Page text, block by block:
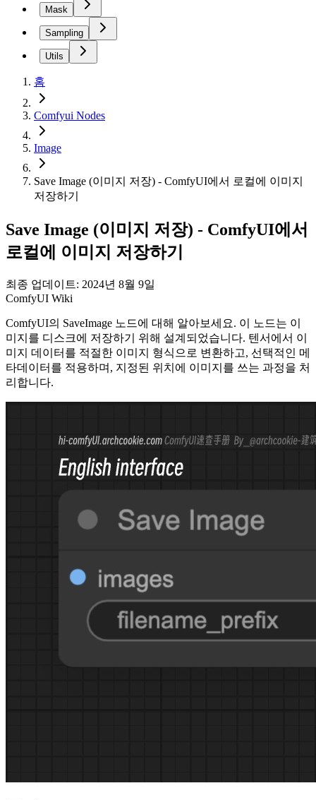
Mask
Sampling
Utils
홈
Comfyui Nodes
Image
Save Image (이미지 저장) - ComfyUI에서 로컬에 이미지
저장하기
Save Image (이미지 저장) - ComfyUI에서
로컬에 이미지 저장하기
최종 업데이트: 2024년 8월 9일
ComfyUI Wiki
ComfyUI의 SaveImage 노드에 대해 알아보세요. 이 노드는 이
미지를 디스크에 저장하기 위해 설계되었습니다. 텐서에서 이
미지 데이터를 적절한 이미지 형식으로 변환하고, 선택적인 메
타데이터를 적용하며, 지정된 위치에 이미지를 쓰는 과정을 처
리합니다.